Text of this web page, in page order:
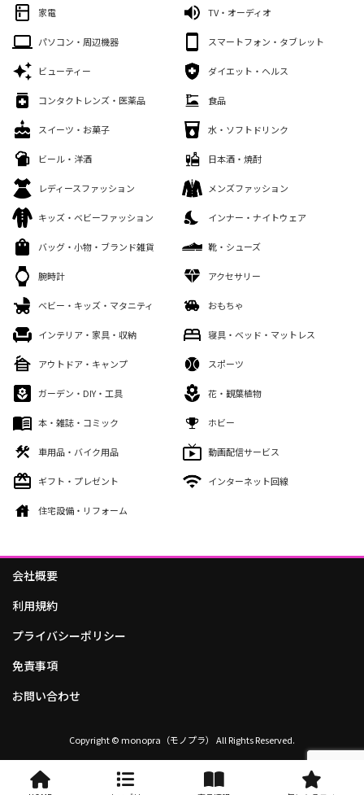
家電 TV・オーディオ
パソコン・周辺機器 スマートフォン・タブレット
ビューティー ダイエット・ヘルス
コンタクトレンズ・医薬品 食品
スイーツ・お菓子 水・ソフトドリンク
ビール・洋酒 日本酒・焼酎
レディースファッション メンズファッション
キッズ・ベビーファッション インナー・ナイトウェア
バッグ・小物・ブランド雑貨 靴・シューズ
腕時計 アクセサリー
ベビー・キッズ・マタニティ おもちゃ
インテリア・家具・収納 寝具・ベッド・マットレス
アウトドア・キャンプ スポーツ
ガーデン・DIY・工具 花・観葉植物
本・雑誌・コミック ホビー
車用品・バイク用品 動画配信サービス
ギフト・プレゼント インターネット回線
住宅設備・リフォーム
会社概要
利用規約
プライバシーポリシー
免責事項
お問い合わせ
Copyright © monopra（モノプラ） All Rights Reserved.